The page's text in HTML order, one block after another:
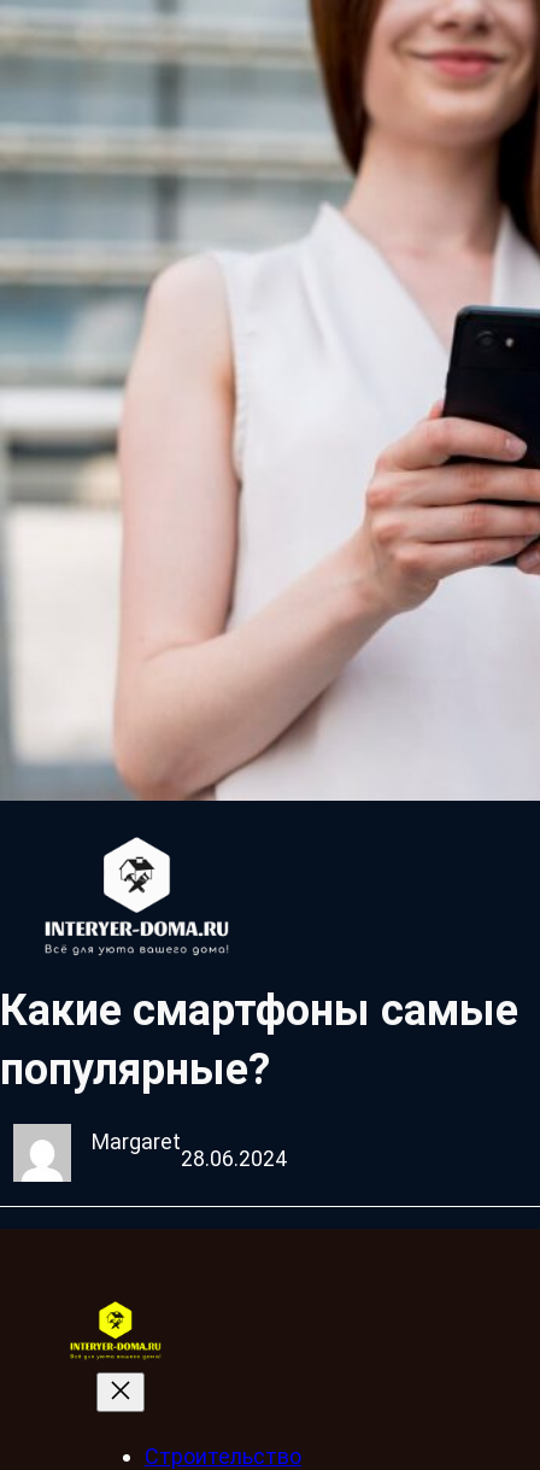
Какие смартфоны самые
популярные?
Margaret
28.06.2024
Строительство